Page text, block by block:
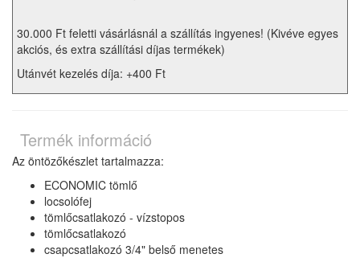
30.000 Ft feletti vásárlásnál a szállítás ingyenes! (Kivéve egyes
akciós, és extra szállítási díjas termékek)
Utánvét kezelés díja: +400 Ft
Termék információ
Az öntözőkészlet tartalmazza:
ECONOMIC tömlő
locsolófej
tömlőcsatlakozó - vízstopos
tömlőcsatlakozó
csapcsatlakozó 3/4" belső menetes